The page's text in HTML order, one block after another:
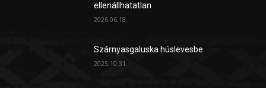
ellenállhatatlan
2026.06.18.
Szárnyasgaluska húslevesbe
2025.10.31.